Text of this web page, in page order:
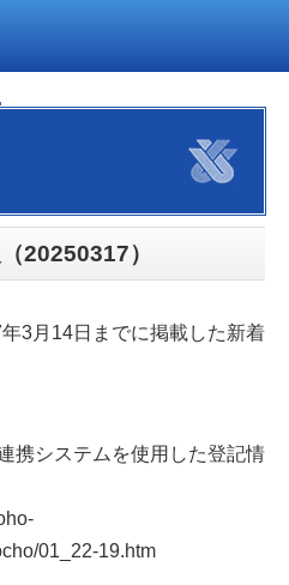
20250317）
3月14日までに掲載した新着
携システムを使用した登記情
01_22-19.htm